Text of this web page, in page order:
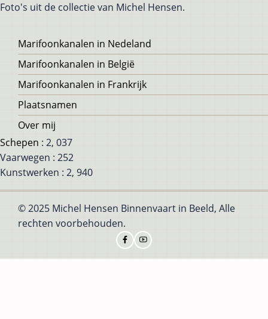
Foto's uit de collectie van Michel Hensen.
Voet
Marifoonkanalen in Nedeland
Marifoonkanalen in België
Marifoonkanalen in Frankrijk
Plaatsnamen
Over mij
Schepen : 2, 037
Vaarwegen : 252
Kunstwerken : 2, 940
© 2025 Michel Hensen Binnenvaart in Beeld, Alle
rechten voorbehouden.